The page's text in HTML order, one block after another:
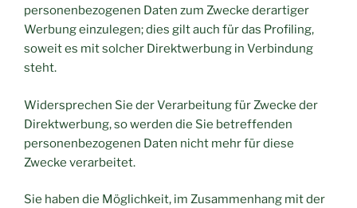
personenbezogenen Daten zum Zwecke derartiger
Werbung einzulegen; dies gilt auch für das Profiling,
soweit es mit solcher Direktwerbung in Verbindung
steht.
Widersprechen Sie der Verarbeitung für Zwecke der
Direktwerbung, so werden die Sie betreffenden
personenbezogenen Daten nicht mehr für diese
Zwecke verarbeitet.
Sie haben die Möglichkeit, im Zusammenhang mit der